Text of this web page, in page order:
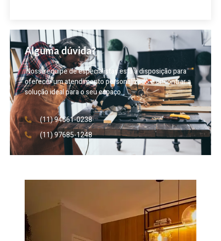
Alguma dúvida?
Nossa equipe de especialistas está à disposição para
oferecer um atendimento personalizado e encontrar a
solução ideal para o seu espaço.
(11) 94661-0238
(11) 97685-1248